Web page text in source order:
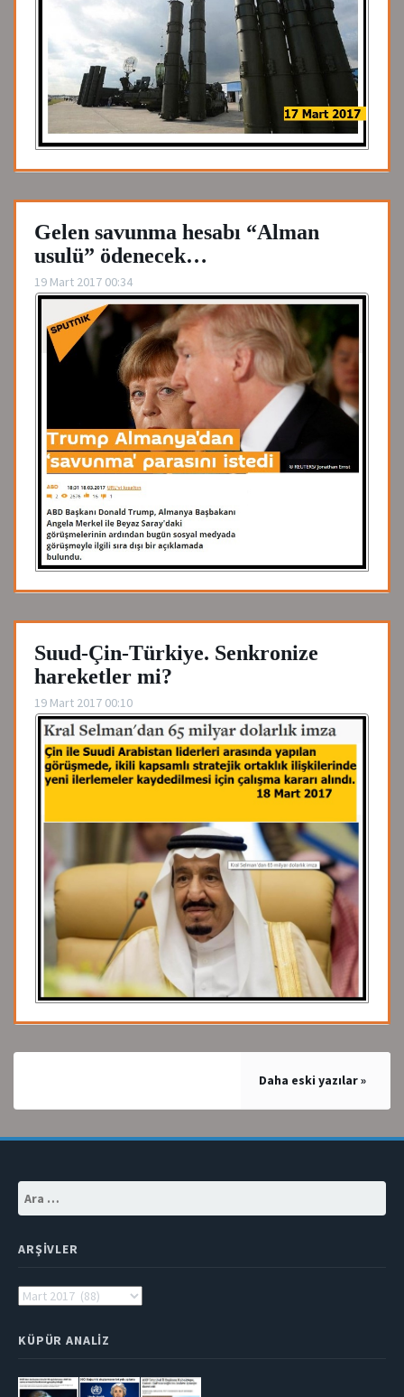
Gelen savunma hesabı “Alman
usulü” ödenecek…
19 Mart 2017 00:34
Suud-Çin-Türkiye. Senkronize
hareketler mi?
19 Mart 2017 00:10
Yazı
Daha eski yazılar
ARŞIVLER
Arşivler
KÜPÜR ANALIZ